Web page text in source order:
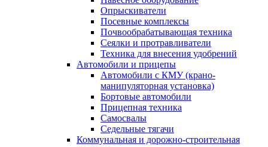
Опрыскиватели
Посевные комплексы
Почвообрабатывающая техника
Сеялки и протравливатели
Техника для внесения удобрений
Автомобили и прицепы
Автомобили с КМУ (крано-
манипуляторная установка)
Бортовые автомобили
Прицепная техника
Самосвалы
Седельные тягачи
Коммунальная и дорожно-строительная